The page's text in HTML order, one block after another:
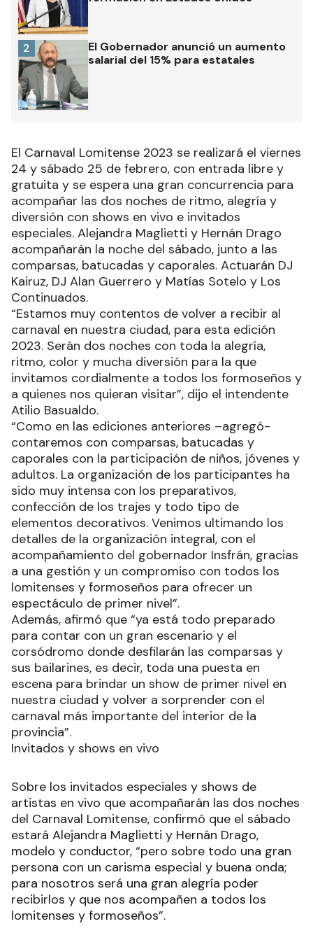
El Gobernador anunció un aumento
salarial del 15% para estatales
2
El Carnaval Lomitense 2023 se realizará el viernes
24 y sábado 25 de febrero, con entrada libre y
gratuita y se espera una gran concurrencia para
acompañar las dos noches de ritmo, alegría y
diversión con shows en vivo e invitados
especiales. Alejandra Maglietti y Hernán Drago
acompañarán la noche del sábado, junto a las
comparsas, batucadas y caporales. Actuarán DJ
Kairuz, DJ Alan Guerrero y Matías Sotelo y Los
Continuados.
“Estamos muy contentos de volver a recibir al
carnaval en nuestra ciudad, para esta edición
2023. Serán dos noches con toda la alegría,
ritmo, color y mucha diversión para la que
invitamos cordialmente a todos los formoseños y
a quienes nos quieran visitar”, dijo el intendente
Atilio Basualdo.
“Como en las ediciones anteriores –agregó-
contaremos con comparsas, batucadas y
caporales con la participación de niños, jóvenes y
adultos. La organización de los participantes ha
sido muy intensa con los preparativos,
confección de los trajes y todo tipo de
elementos decorativos. Venimos ultimando los
detalles de la organización integral, con el
acompañamiento del gobernador Insfrán, gracias
a una gestión y un compromiso con todos los
lomitenses y formoseños para ofrecer un
espectáculo de primer nivel”.
Además, afirmó que “ya está todo preparado
para contar con un gran escenario y el
corsódromo donde desfilarán las comparsas y
sus bailarines, es decir, toda una puesta en
escena para brindar un show de primer nivel en
nuestra ciudad y volver a sorprender con el
carnaval más importante del interior de la
provincia”.
Invitados y shows en vivo
Sobre los invitados especiales y shows de
artistas en vivo que acompañarán las dos noches
del Carnaval Lomitense, confirmó que el sábado
estará Alejandra Maglietti y Hernán Drago,
modelo y conductor, “pero sobre todo una gran
persona con un carisma especial y buena onda;
para nosotros será una gran alegría poder
recibirlos y que nos acompañen a todos los
lomitenses y formoseños”.